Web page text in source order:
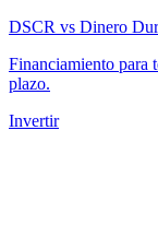
DSCR vs Dinero
Financiamiento para
plazo.
Invertir